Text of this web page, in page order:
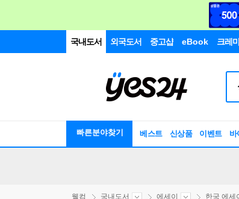
국내도서 외국도서 중고샵 eBook 크레
빠른분야찾기 베스트 신상품 이벤트 바
웰컴 국내도서 에세이 한국 에세